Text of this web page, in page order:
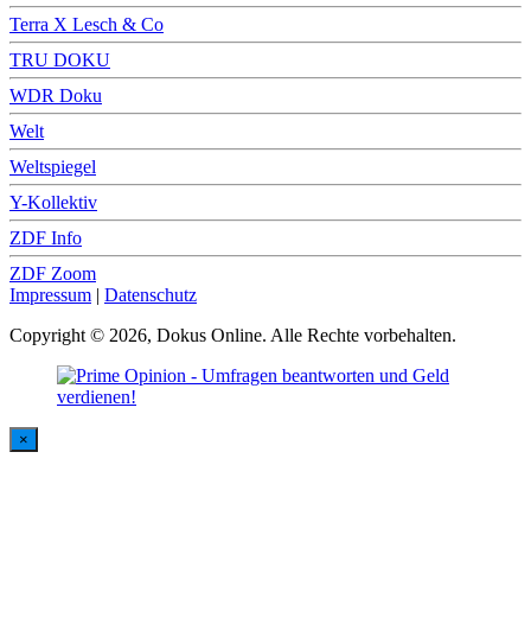
Terra X Lesch & Co
TRU DOKU
WDR Doku
Welt
Weltspiegel
Y-Kollektiv
ZDF Info
ZDF Zoom
Impressum | Datenschutz
Copyright © 2026, Dokus Online. Alle Rechte vorbehalten.
×